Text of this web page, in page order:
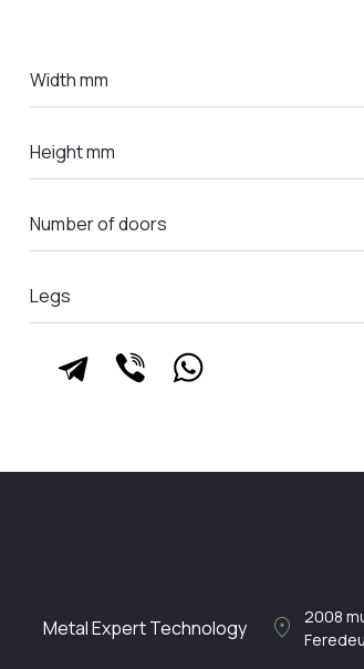
Width mm
Height mm
Number of doors
Legs
Metal Expert Technology location_on 2008